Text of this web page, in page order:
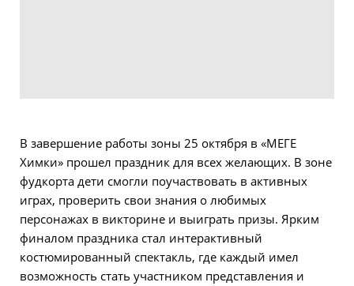
В завершение работы зоны 25 октября в «МЕГЕ
Химки» прошел праздник для всех желающих. В зоне
фудкорта дети смогли поучаствовать в активных
играх, проверить свои знания о любимых
персонажах в викторине и выиграть призы. Ярким
финалом праздника стал интерактивный
костюмированный спектакль, где каждый имел
возможность стать участником представления и